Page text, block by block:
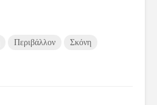
Περιβάλλον Σκόνη